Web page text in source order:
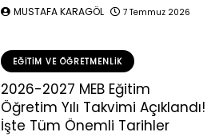
MUSTAFA KARAGÖL 7 Temmuz 2026
EĞITIM VE ÖĞRETMENLIK
2026-2027 MEB Eğitim
Öğretim Yılı Takvimi Açıklandı!
İşte Tüm Önemli Tarihler